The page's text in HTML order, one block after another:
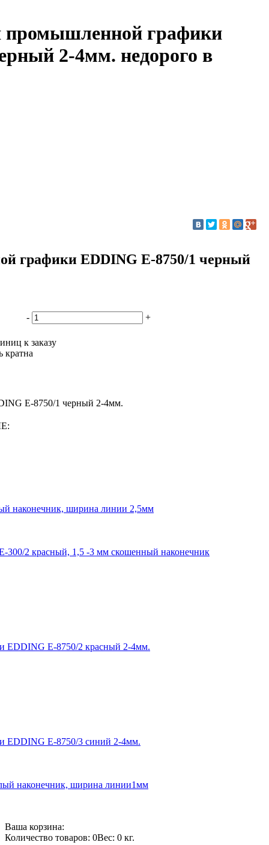
промышленной графики
2-4мм. недорого в
графики EDDING E-8750/1 черный
- +
к заказу
кратна
E-8750/1 черный 2-4мм.
наконечник, ширина линии 2,5мм
2 красный, 1,5 -3 мм скошенный наконечник
EDDING E-8750/2 красный 2-4мм.
EDDING E-8750/3 синий 2-4мм.
наконечник, ширина линии1мм
Ваша корзина:
Количество товаров: 0Вес: 0 кг.